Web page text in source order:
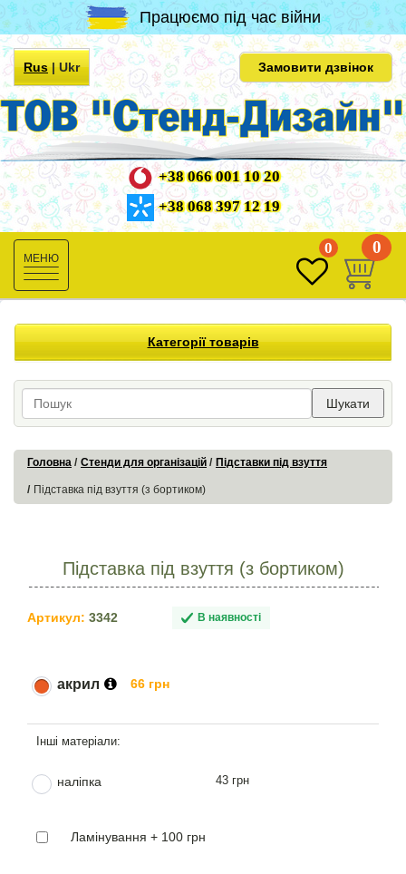
Працюємо під час війни
Rus|Ukr Замовити дзвінок
+38 066 001 10 20
+38 068 397 12 19
Toggle
navigation
0 0
Категорії товарів
Шукати
Головна Стенди для організацій Підставки під взуття
Підставка під взуття (з бортиком)
Підставка під взуття (з бортиком)
Артикул: 3342 В наявності
акрил 66 грн
наліпка 43 грн
Ламінування + 100 грн